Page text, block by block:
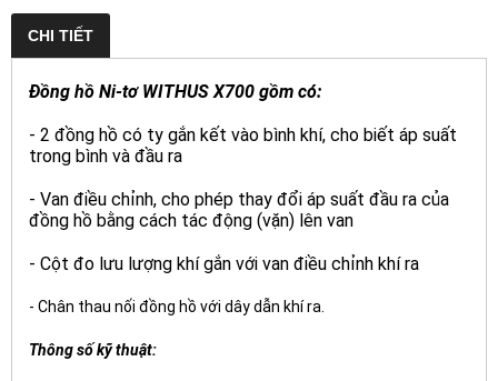
CHI TIẾT
Đồng hồ Ni-tơ WITHUS X700 gồm có:
- 2 đồng hồ có ty gắn kết vào bình khí, cho biết áp suất
trong bình và đầu ra
- Van điều chỉnh, cho phép thay đổi áp suất đầu ra của
đồng hồ bằng cách tác động (vặn) lên van
- Cột đo lưu lượng khí gắn với van điều chỉnh khí ra
- Chân thau nối đồng hồ với dây dẫn khí ra.
Thông số kỹ thuật: